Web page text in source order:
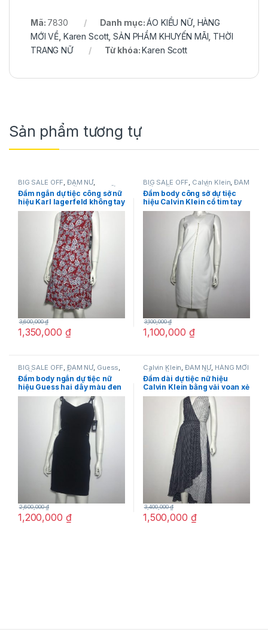
Mã: 7830 Danh mục:ÁO KIỂU NỮ, HÀNG
MỚI VỀ Karen Scott,SẢN PHẨM KHUYẾN MÃI THỜI
TRANG NỮ
Từ khóa:Karen Scott
Sản phẩm tương tự
BIG SALE OFF,ĐẦM NỮ,
Karllagerfeld, THỜI TRANG NỮ
Đầm ngắn dự tiệc công sở nữ
hiệu Karl lagerfeld không tay
màu đỏ họa tiết hoa size 2
chính hãng
1,350,000 ₫
3,600,000₫
BIG SALE OFF, Calvin Klein,ĐẦM
NỮ, THỜI TRANG NỮ
Đầm body công sở dự tiệc
hiệu Calvin Klein cổ tim tay
ngắn màu trắng size 2 chính
1,100,000 ₫
3,100,000₫
BIG SALE OFF ,ĐẦM NỮ, Guess
THỜI TRANG NỮ
Đầm body ngắn dự tiệc nữ
hiệu Guess hai dây màu đen
size 4 chính hãng
1,200,000 ₫
2,600,000₫
Calvin Klein ,ĐẦM NỮ, HÀNG MỚI
VỀ, THỜI TRANG NỮ
Đầm dài dự tiệc nữ hiệu
Calvin Klein bằng vải voan xẻ
ngực không tay chân váy
đuôi tôm size 12P chính
1,500,000 ₫
3,400,000₫